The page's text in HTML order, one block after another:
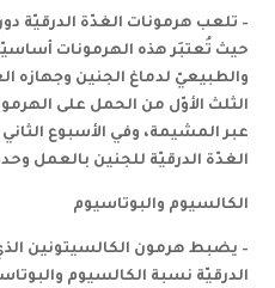
– تلعب هرمونات الغدّة الدرقيّة
حيث تُعتبَر هذه الهرمونات
والطبيعيّ لدماغ الجنين وجهازه
الثلث الأوّل من الحمل على
عبر المشيمة، وفي الأسبوع
الغدّة الدرقيّة للجنين بالعمل
الكالسيوم والبوتاسيوم
– يضبط هرمون الكالسيتونين
الدرقيّة نسبة الكالسيوم